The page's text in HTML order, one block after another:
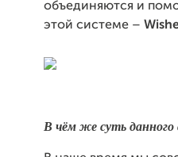
объединяются и
этой системе –
В чём же суть данного